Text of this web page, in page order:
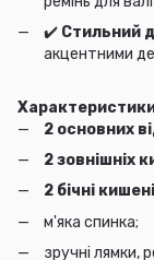
✔️ Стильний
акцентними
2 основних
2 зовнішніх
2 бічні кишені
м'яка спинка;
зручні лямки,